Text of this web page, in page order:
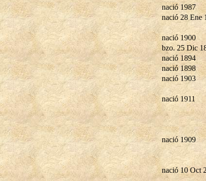
nació 1987
nació 28 Ene
nació 1900
bzo. 25 Dic
nació 1894
nació 1898
nació 1903
nació 1911
nació 1909
nació 10 Oct